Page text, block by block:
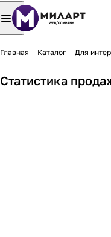
Главная Каталог Для
Статистика